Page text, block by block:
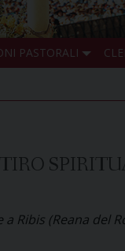
PASTORALI
Ribis (Reana